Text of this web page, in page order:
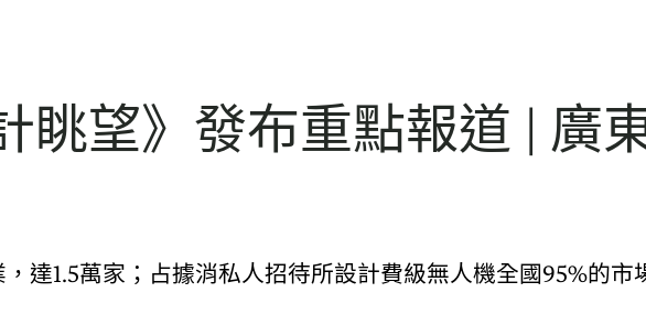
眺望》發布重點報道 | 廣
達1.5萬家；占據消私人招待所設計費級無人機全國95%的市